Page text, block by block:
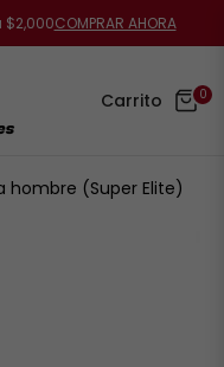
COMPRAR AHORA
Carrito 0
hombre (Super Elite)